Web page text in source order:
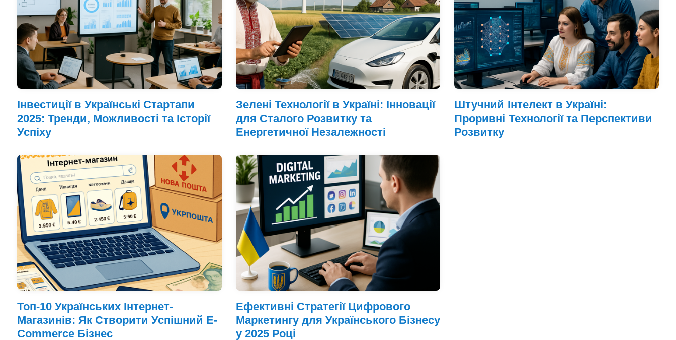
Інвестиції в Українські Стартапи
2025: Тренди, Можливості та Історії
Успіху
Зелені Технології в Україні: Інновації
для Сталого Розвитку та
Енергетичної Незалежності
Штучний Інтелект в Україні:
Проривні Технології та Перспективи
Розвитку
Топ-10 Українських Інтернет-
Магазинів: Як Створити Успішний E-
Commerce Бізнес
Ефективні Стратегії Цифрового
Маркетингу для Українського Бізнесу
у 2025 Році